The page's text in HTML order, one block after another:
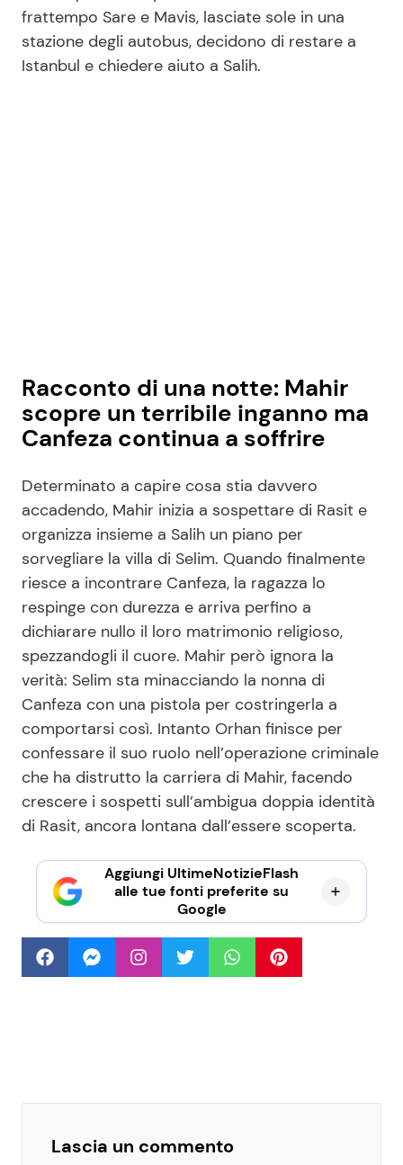
frattempo Sare e Mavis, lasciate sole in una
stazione degli autobus, decidono di restare a
Istanbul e chiedere aiuto a Salih.
Racconto di una notte: Mahir
scopre un terribile inganno ma
Canfeza continua a soffrire
Determinato a capire cosa stia davvero
accadendo, Mahir inizia a sospettare di Rasit e
organizza insieme a Salih un piano per
sorvegliare la villa di Selim. Quando finalmente
riesce a incontrare Canfeza, la ragazza lo
respinge con durezza e arriva perfino a
dichiarare nullo il loro matrimonio religioso,
spezzandogli il cuore. Mahir però ignora la
verità: Selim sta minacciando la nonna di
Canfeza con una pistola per costringerla a
comportarsi così. Intanto Orhan finisce per
confessare il suo ruolo nell’operazione criminale
che ha distrutto la carriera di Mahir, facendo
crescere i sospetti sull’ambigua doppia identità
di Rasit, ancora lontana dall’essere scoperta.
Aggiungi UltimeNotizieFlash
alle tue fonti preferite su
Google
Lascia un commento